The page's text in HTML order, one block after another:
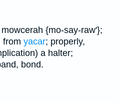
{mo-say-raw'};
from yacar; properly,
a halter;
bond.